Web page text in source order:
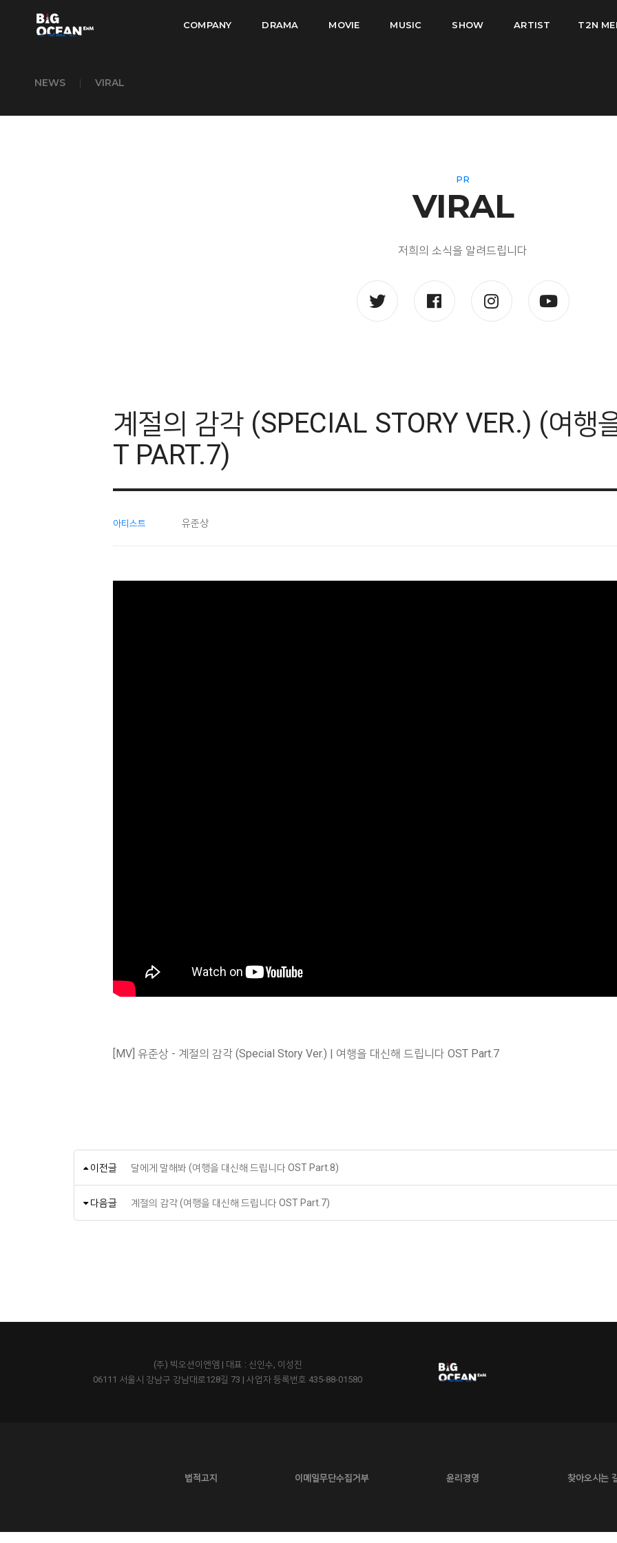
COMPANY DRAMA MOVIE MUSIC SHOW ARTIST T2N
NEWS | VIRAL
PR
VIRAL
저희의 소식을 알려드립니다
계절의 감각 (SPECIAL STORY VER.) (여행
T PART.7)
아티스트 유준상
[MV] 유준상 - 계절의 감각 (Special Story Ver.) | 여행을 대신해 드립니다 OST Part.7
이전글 달에게 말해봐 (여행을 대신해 드립니다 OST Part.8)
다음글 계절의 감각 (여행을 대신해 드립니다 OST Part.7)
(주) 빅오션이엔엠 | 대표 : 신인수, 이성진
06111 서울시 강남구 강남대로128길 73 | 사업자 등록번호 435-88-01580
법적고지 이메일무단수집거부 윤리경영 찾아오시는